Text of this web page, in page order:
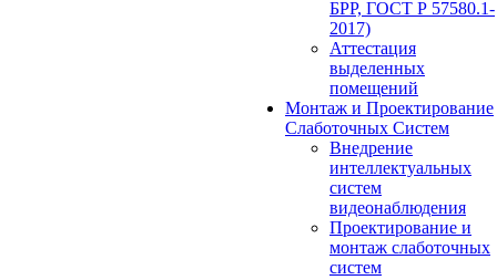
БРР, ГОСТ Р 57580.1-
2017)
Аттестация
выделенных
помещений
Монтаж и Проектирование
Слаботочных Систем
Внедрение
интеллектуальных
систем
видеонаблюдения
Проектирование и
монтаж слаботочных
систем